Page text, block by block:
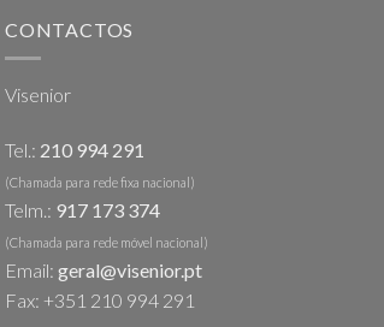
CONTACTOS
Visenior
Tel.: 210 994 291
(Chamada para rede fixa nacional)
Telm.: 917 173 374
(Chamada para rede móvel nacional)
Email: geral@visenior.pt
Fax: +351 210 994 291